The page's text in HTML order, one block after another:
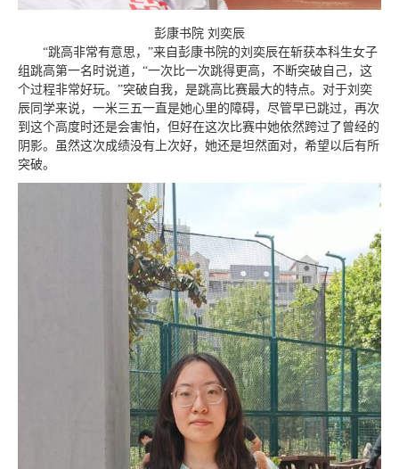
彭康书院 刘奕辰
“跳高非常有意思，”来自彭康书院的刘奕辰在斩获本科生女子
组跳高第一名时说道，“一次比一次跳得更高，不断突破自己，这
个过程非常好玩。”突破自我，是跳高比赛最大的特点。对于刘奕
辰同学来说，一米三五一直是她心里的障碍，尽管早已跳过，再次
到这个高度时还是会害怕，但好在这次比赛中她依然跨过了曾经的
阴影。虽然这次成绩没有上次好，她还是坦然面对，希望以后有所
突破。